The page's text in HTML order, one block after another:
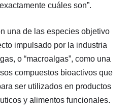
cuáles son”.
una de las especies objetivo
impulsado por la industria
o “macroalgas”, como una
compuestos bioactivos que
ser utilizados en productos
y alimentos funcionales.